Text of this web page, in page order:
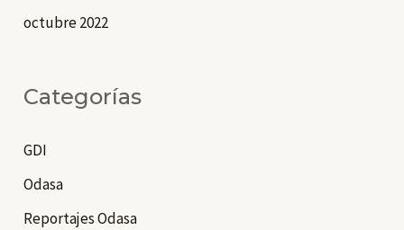
octubre 2022
Categorías
GDI
Odasa
Reportajes Odasa